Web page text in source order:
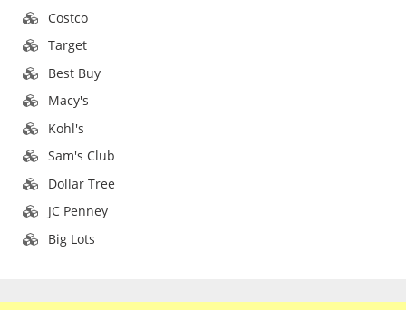
Costco
Target
Best Buy
Macy's
Kohl's
Sam's Club
Dollar Tree
JC Penney
Big Lots